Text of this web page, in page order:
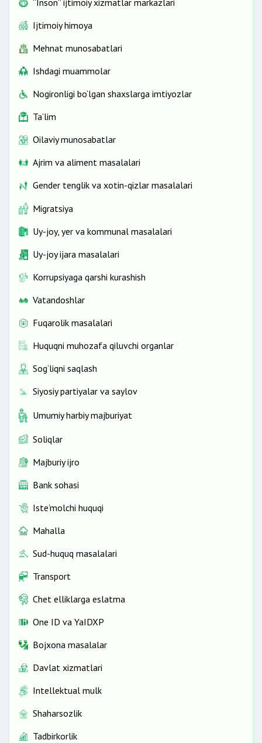
Elektr ta’minoti
Elektr energiyasiga oid masalalar
Elektr energiyasini behuda sarflash javobgarlikka
sabab bo‘ladi
Shartnoma tuzish
Issiqlik ta’minoti me’yorlari
Issiqlik ta’minoti va issiq suv
Taraflarning huquq va majburiyatlari
Xizmatlar uchun haq to‘lash
Qattiq maishiy chiqindilar
Maishiy chiqindi sohasida xizmat ko‘rsatish
Taraflarning huquq va majburiyatlari
Maishiy chiqindilar
Ichimlik suviga oid masalalar
Uy-joy kommunal xizmatlarini to‘lash uchun
kompensatsiya pul to‘lovlari
uchun kompensatsiya beriladi
Gaz va elektr energiyasi uchun kompensatsiya
“Inson” ijtimoiy xizmatlar markazlari
Ijtimoiy himoya
Mehnat munosabatlari
Ishdagi muammolar
Nogironligi bo‘lgan shaxslarga imtiyozlar
Ta’lim
Oilaviy munosabatlar
Ajrim va aliment masalalari
Gender tenglik va xotin-qizlar masalalari
Migratsiya
Uy-joy, yer va kommunal masalalari
Uy-joy ijara masalalari
Korrupsiyaga qarshi kurashish
Vatandoshlar
Fuqarolik masalalari
Huquqni muhozafa qiluvchi organlar
Sog‘liqni saqlash
Siyosiy partiyalar va saylov
Umumiy harbiy majburiyat
Soliqlar
Majburiy ijro
Bank sohasi
Iste’molchi huquqi
Mahalla
Sud-huquq masalalari
Transport
Chet elliklarga eslatma
One ID vа YaIDXP
Bojxona masalalar
Davlat xizmatlari
Intellektual mulk
Shaharsozlik
Tadbirkorlik